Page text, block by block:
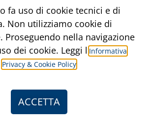
Conciliazione, 10 – Roma
Contatti
Crediti
Privacy & Privacy Policy
fa uso di cookie tecnici e di
Non utilizziamo cookie di
Proseguendo nella navigazione
dei cookie. Leggi l’Informativa
Privacy & Cookie Policy
ACCETTA